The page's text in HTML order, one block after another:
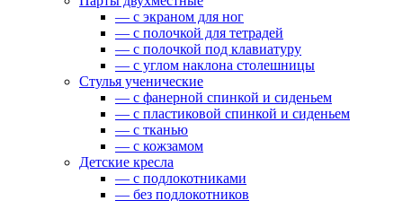
— c экраном для ног
— c полочкой для тетрадей
— c полочкой под клавиатуру
— c углом наклона столешницы
Стулья ученические
— c фанерной спинкой и сиденьем
— c пластиковой спинкой и сиденьем
— c тканью
— c кожзамом
Детские кресла
— с подлокотниками
— без подлокотников